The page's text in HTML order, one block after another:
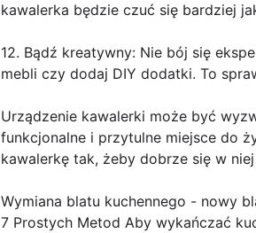
kawalerka będzie czuć się bardziej
12. Bądź kreatywny: Nie bój się
mebli czy dodaj DIY dodatki. To
Urządzenie kawalerki może być
funkcjonalne i przytulne miejsce do
kawalerkę tak, żeby dobrze się w
Wymiana blatu kuchennego - nowy
7 Prostych Metod Aby wykańczać